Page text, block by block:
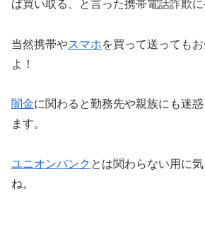
ば買い取る、と言った携帯電話詐欺に
当然携帯やスマホを買って送っても
よ！
闇金に関わると勤務先や親族にも迷
ます。
ユニオンバンク とは関わらない用に
ね。